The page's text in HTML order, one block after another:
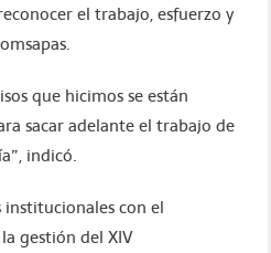
el trabajo, esfuerzo y
que hicimos se están
sacar adelante el trabajo de
indicó.
con el
gestión del XIV